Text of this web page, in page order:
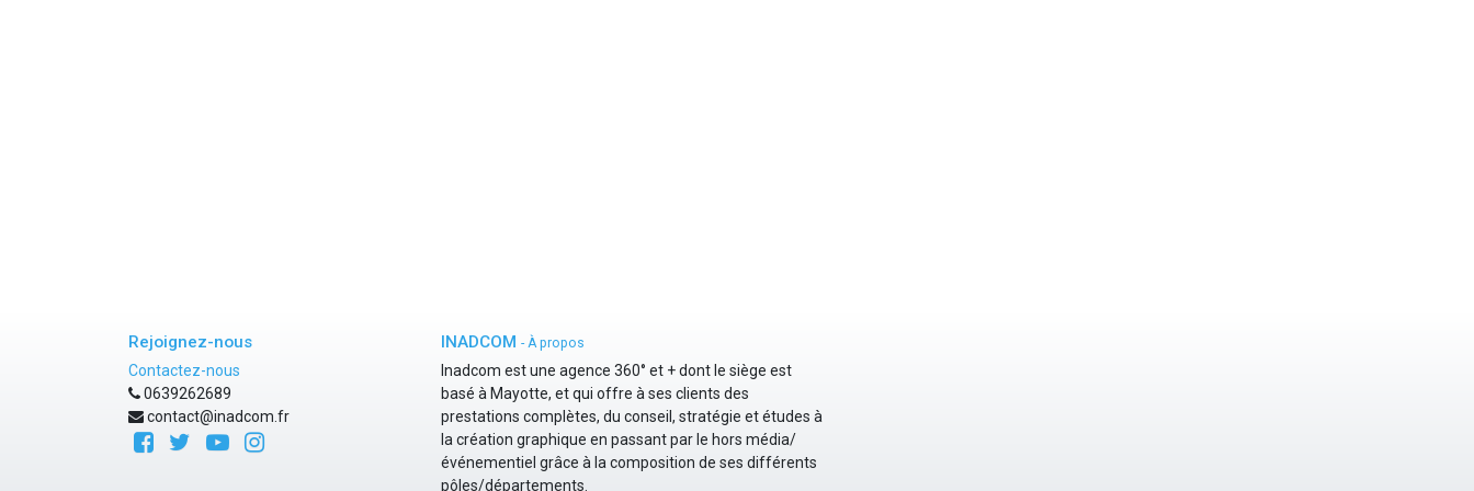
Rejoignez-nous
Contactez-nous
0639262689
contact@inadcom.fr
INADCOM -À propos
Inadcom est une agence 360° et + dont le siège est
basé à Mayotte, et qui offre à ses clients des
prestations complètes, du conseil, stratégie et études à
la création graphique en passant par le hors média/
événementiel grâce à la composition de ses différents
pôles/départements.